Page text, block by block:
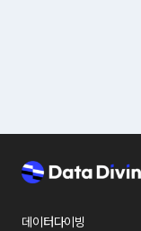
데이터다이빙